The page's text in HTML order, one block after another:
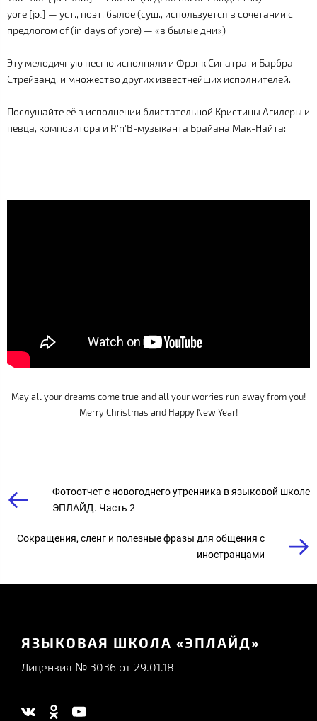
yore [jɔː] — уст., поэт. былое (сущ., используется в сочетании с
предлогом of (in days of yore) — «в былые дни»)
Эту мелодичную песню исполняли и Фрэнк Синатра, и Барбра
Стрейзанд, и множество других известнейших исполнителей.
Послушайте её в исполнении блистательной Кристины Агилеры и
певца, композитора и R'n'B-музыканта Брайана Мак-Найта:
May all your dreams come true and all your worries run away from you!
Merry Christmas and Happy New Year!
Фотоотчет с новогоднего утренника в языковой школе
ЭПЛАЙД. Часть 2
Сокращения, сленг и полезные фразы для общения с
иностранцами
ЯЗЫКОВАЯ ШКОЛА «ЭПЛАЙД»
Лицензия № 3036 от 29.01.18